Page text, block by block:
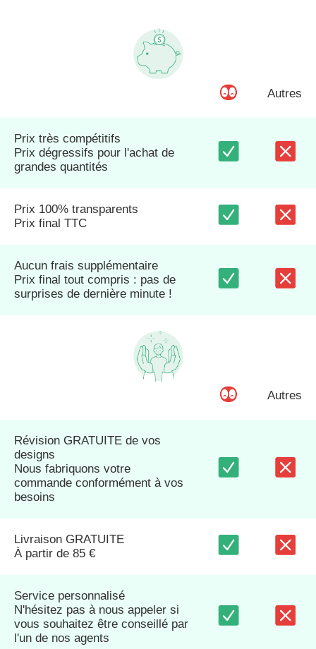
Autres
Prix très compétitifs
Prix dégressifs pour l'achat de
grandes quantités
Prix 100% transparents
Prix final TTC
Aucun frais supplémentaire
Prix final tout compris : pas de
surprises de dernière minute !
Autres
Révision GRATUITE de vos
designs
Nous fabriquons votre
commande conformément à vos
besoins
Livraison GRATUITE
À partir de 85 €
Service personnalisé
N'hésitez pas à nous appeler si
vous souhaitez être conseillé par
l'un de nos agents